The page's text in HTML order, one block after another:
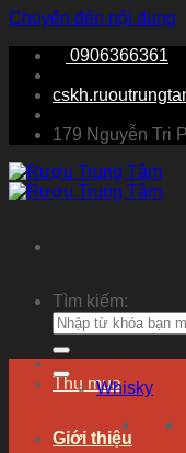
Chuyển đến nội dung
0906366361
179 Nguyễn Tri
Tìm kiếm:
Thu mua
Giới thiệu
Whisky